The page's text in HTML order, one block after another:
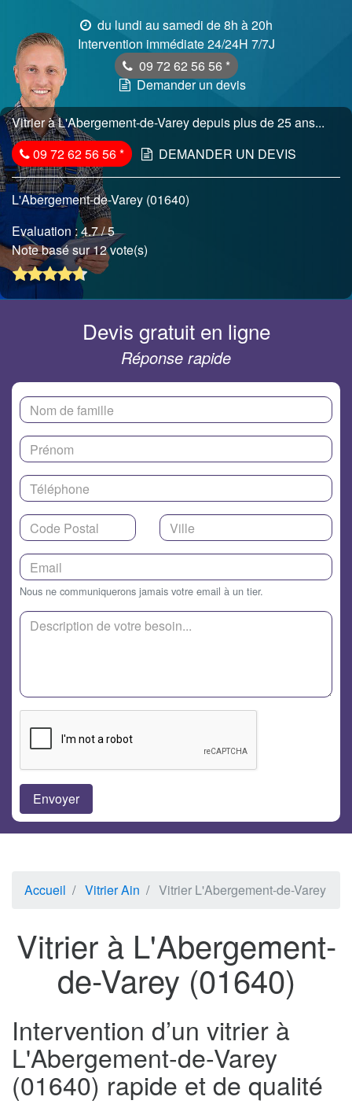
du lundi au samedi de 8h à 20h
Intervention immédiate 24/24H 7/7J
09 72 62 56 56 *
Demander un devis
Vitrier à L'Abergement-de-Varey depuis plus de 25 ans...
09 72 62 56 56* DEMANDER UN DEVIS
L'Abergement-de-Varey (01640)
Evaluation :4.7/ 5
Note basé sur 12 vote(s)
Devis gratuit en ligne
Réponse rapide
Nous ne communiquerons jamais votre email à un tier.
Accueil Vitrier Ain Vitrier L'Abergement-de-Varey
Vitrier à L'Abergement-
de-Varey (01640)
Intervention d’un vitrier à
L'Abergement-de-Varey
(01640) rapide et de qualité